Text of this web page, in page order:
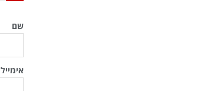
שם
אימייל